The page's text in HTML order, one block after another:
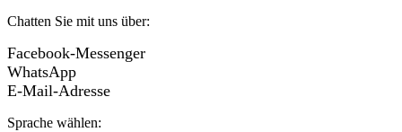
Chatten Sie mit uns über:
Facebook-Messenger
WhatsApp
E-Mail-Adresse
Sprache wählen: